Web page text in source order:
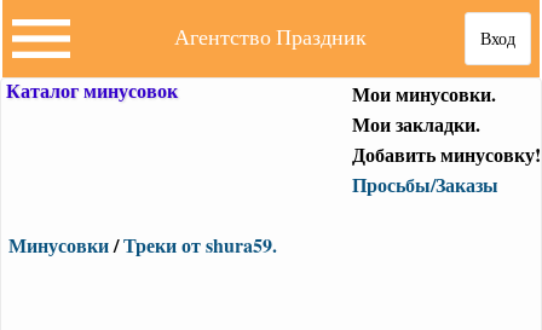
Вход
Агентство Праздник
Каталог минусовок
Мои минусовки.
Мои закладки.
Добавить минусовку!
Просьбы/Заказы
Минусовки/Треки от shura59.